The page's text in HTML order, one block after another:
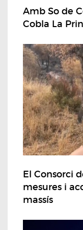
Amb So de
Cobla La
El Consorci
mesures i
massís